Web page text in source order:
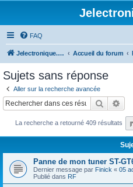
FAQ
Jelectronique.com Accueil du forum
Sujets sans réponse
Aller sur la recherche avancée
La recherche a retourné 409 résultats
Panne de mon tuner ST-
Dernier message par Finick « 05
Publié dans RF